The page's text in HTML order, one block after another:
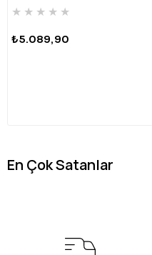
★ ★ ★ ★ ★
₺5.089,90
En Çok Satanlar